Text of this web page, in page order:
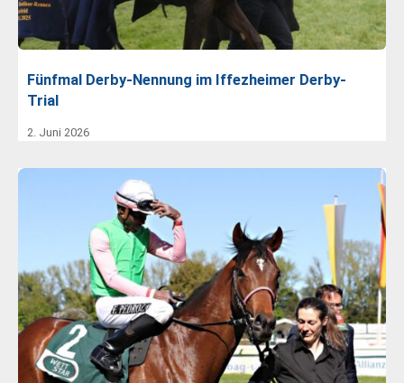
Fünfmal Derby-Nennung im Iffezheimer Derby-
Trial
2. Juni 2026